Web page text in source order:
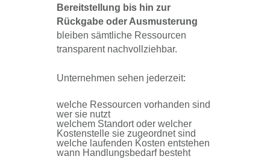
Bereitstellung bis hin zur
Rückgabe oder Ausmusterung
bleiben sämtliche Ressourcen
transparent nachvollziehbar.
Unternehmen sehen jederzeit:
welche Ressourcen vorhanden sind
wer sie nutzt
welchem Standort oder welcher
Kostenstelle sie zugeordnet sind
welche laufenden Kosten entstehen
wann Handlungsbedarf besteht